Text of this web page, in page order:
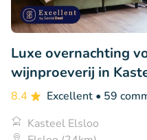
Luxe overnachting
wijnproeverij in
8.4 Excellent • 59
Kasteel Elsloo